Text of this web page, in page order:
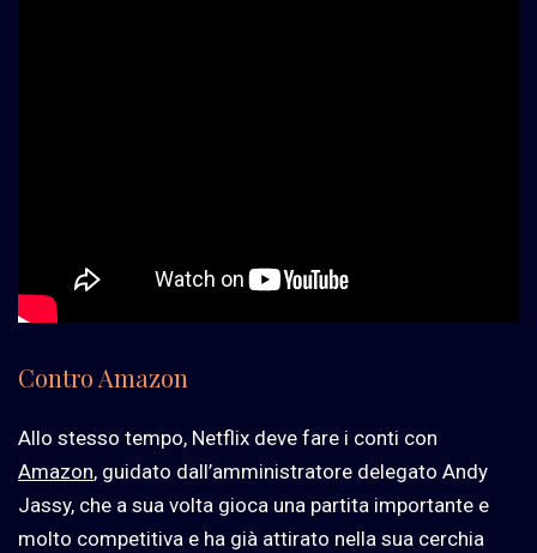
Contro Amazon
Allo stesso tempo, Netflix deve fare i conti con
Amazon, guidato dall’amministratore delegato Andy
Jassy, che a sua volta gioca una partita importante e
molto competitiva e ha già attirato nella sua cerchia